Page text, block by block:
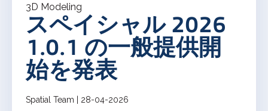
3D Modeling
スペイシャル 2026
1.0.1 の一般提供開
始を発表
Spatial Team | 28-04-2026